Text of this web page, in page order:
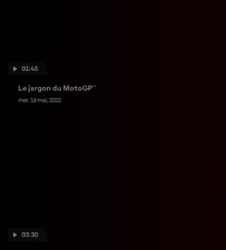
01:45
Le jargon du MotoGP™
mer. 18 mai, 2022
03:30